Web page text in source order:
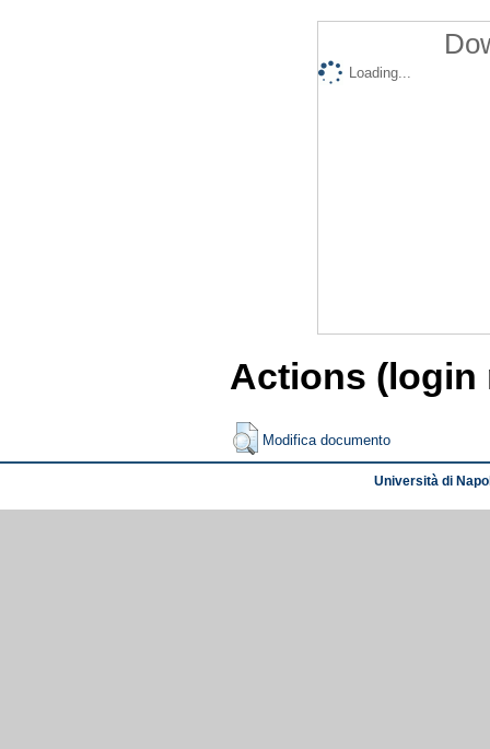
Loading...
Actions (login
Modifica documento
Università di